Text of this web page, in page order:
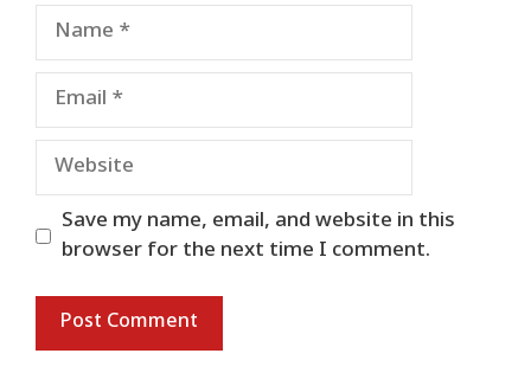
Name
Email
Website
Save my name, email, and website in this
browser for the next time I comment.